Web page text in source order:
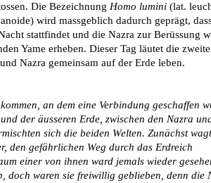
Die Bezeichnung Homo lumini (lat.
wird massgeblich dadurch geprägt,
stattfindet und die Nazra zur Berüssung
Yame erheben. Dieser Tag läutet die
Nazra gemeinsam auf der Erde leben.
an dem eine Verbindung geschaffen
der äusseren Erde, zwischen den Nazra
sich die beiden Welten. Zunächst
den gefährlichen Weg durch das Erdreich
einer von ihnen ward jemals wieder
doch waren sie freiwillig geblieben, denn die